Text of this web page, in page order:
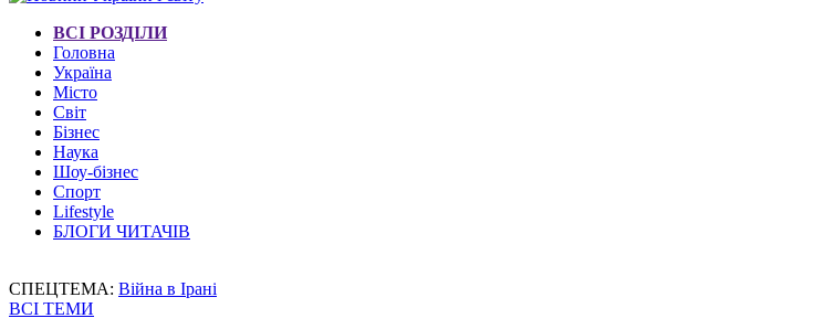
ВСІ РОЗДІЛИ
Головна
Україна
Місто
Світ
Бізнес
Наука
Шоу-бізнес
Спорт
Lifestyle
БЛОГИ ЧИТАЧІВ
СПЕЦТЕМА: Війна в Ірані
ВСІ ТЕМИ